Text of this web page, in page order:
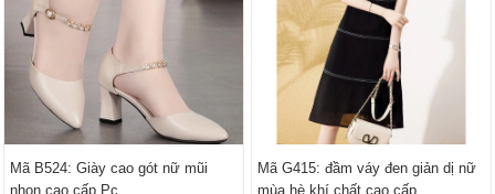
Mã B524: Giày cao gót nữ mũi
nhọn cao cấp Pc
Mã G415: đầm váy đen giản dị nữ
mùa hè khí chất cao cấp